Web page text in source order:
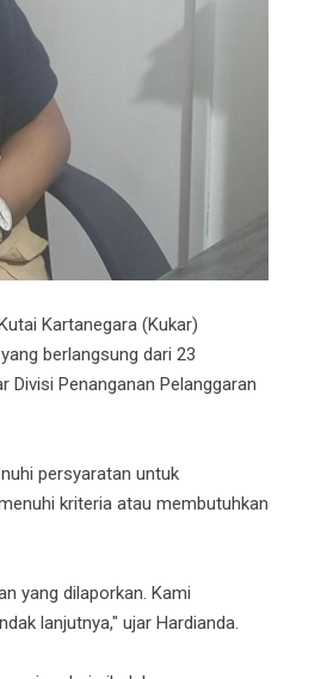
Kartanegara (Kukar)
berlangsung dari 23
Divisi Penanganan Pelanggaran
persyaratan untuk
kriteria atau membutuhkan
yang dilaporkan. Kami
lanjutnya," ujar Hardianda.